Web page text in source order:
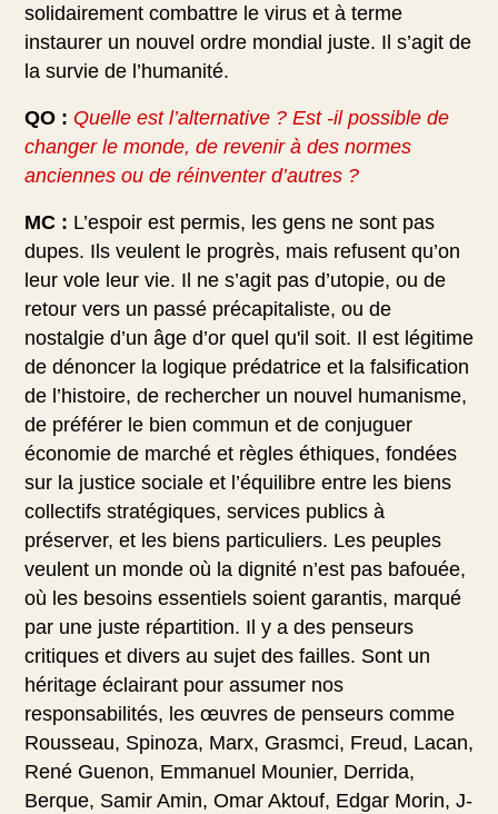
solidairement combattre le virus et à terme
instaurer un nouvel ordre mondial juste. Il s’agit de
la survie de l’humanité.
QO : Quelle est l’alternative ? Est -il possible de
changer le monde, de revenir à des normes
anciennes ou de réinventer d’autres ?
MC : L’espoir est permis, les gens ne sont pas
dupes. Ils veulent le progrès, mais refusent qu’on
leur vole leur vie. Il ne s’agit pas d’utopie, ou de
retour vers un passé précapitaliste, ou de
nostalgie d’un âge d’or quel qu'il soit. Il est légitime
de dénoncer la logique prédatrice et la falsification
de l’histoire, de rechercher un nouvel humanisme,
de préférer le bien commun et de conjuguer
économie de marché et règles éthiques, fondées
sur la justice sociale et l’équilibre entre les biens
collectifs stratégiques, services publics à
préserver, et les biens particuliers. Les peuples
veulent un monde où la dignité n’est pas bafouée,
où les besoins essentiels soient garantis, marqué
par une juste répartition. Il y a des penseurs
critiques et divers au sujet des failles. Sont un
héritage éclairant pour assumer nos
responsabilités, les œuvres de penseurs comme
Rousseau, Spinoza, Marx, Grasmci, Freud, Lacan,
René Guenon, Emmanuel Mounier, Derrida,
Berque, Samir Amin, Omar Aktouf, Edgar Morin, J-